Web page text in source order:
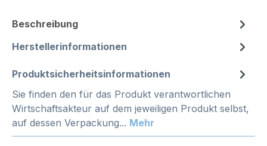
Beschreibung
Herstellerinformationen
Produktsicherheitsinformationen
Sie finden den für das Produkt verantwortlichen
Wirtschaftsakteur auf dem jeweiligen Produkt selbst,
auf dessen Verpackung... Mehr